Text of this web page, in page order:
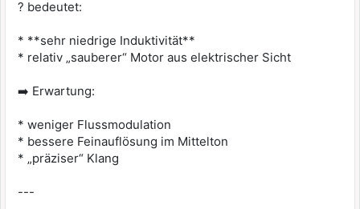
? bedeutet:
* **sehr niedrige Induktivität**
* relativ „sauberer“ Motor aus elektrischer Sicht
➡️ Erwartung:
* weniger Flussmodulation
* bessere Feinauflösung im Mittelton
* „präziser“ Klang
---